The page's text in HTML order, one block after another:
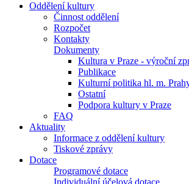
Oddělení kultury
Činnost oddělení
Rozpočet
Kontakty
Dokumenty
Kultura v Praze - výroční
Publikace
Kulturní politika hl. m.
Ostatní
Podpora kultury v Praze
FAQ
Aktuality
Informace z oddělení kultury
Tiskové zprávy
Dotace
Programové dotace
Individuální účelová dotace